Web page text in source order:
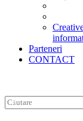
Parteneri
CONTACT